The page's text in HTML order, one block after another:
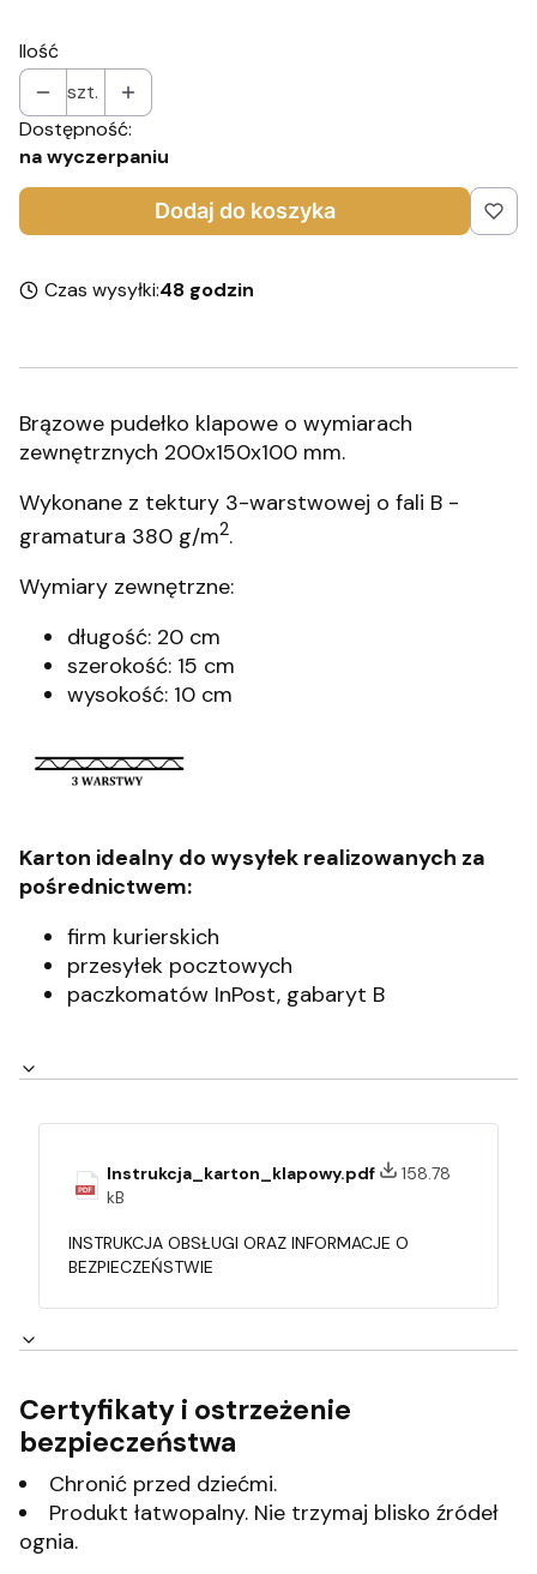
Ilość
szt.
Dostępność:
na wyczerpaniu
Dodaj do koszyka
Czas wysyłki:48 godzin
Brązowe pudełko klapowe o wymiarach
zewnętrznych 200x150x100 mm.
Wykonane z tektury 3-warstwowej o fali B -
gramatura 380 g/m2.
Wymiary zewnętrzne:
długość: 20 cm
szerokość: 15 cm
wysokość: 10 cm
Karton idealny do wysyłek realizowanych za
pośrednictwem:
firm kurierskich
przesyłek pocztowych
paczkomatów InPost, gabaryt B
Instrukcja_karton_klapowy.pdf
158.78
kB
INSTRUKCJA OBSŁUGI ORAZ INFORMACJE O
BEZPIECZEŃSTWIE
Certyfikaty i ostrzeżenie
bezpieczeństwa
Chronić przed dziećmi.
Produkt łatwopalny. Nie trzymaj blisko źródeł
ognia.